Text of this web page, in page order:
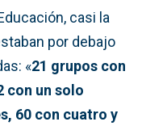
casi la
por debajo
«21 grupos con
con un solo
60 con cuatro y